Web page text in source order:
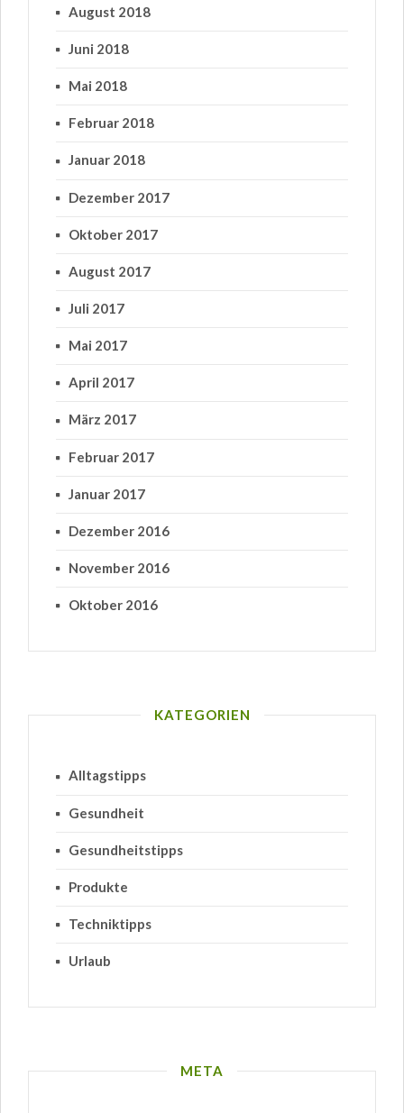
August 2018
Juni 2018
Mai 2018
Februar 2018
Januar 2018
Dezember 2017
Oktober 2017
August 2017
Juli 2017
Mai 2017
April 2017
März 2017
Februar 2017
Januar 2017
Dezember 2016
November 2016
Oktober 2016
KATEGORIEN
Alltagstipps
Gesundheit
Gesundheitstipps
Produkte
Techniktipps
Urlaub
META